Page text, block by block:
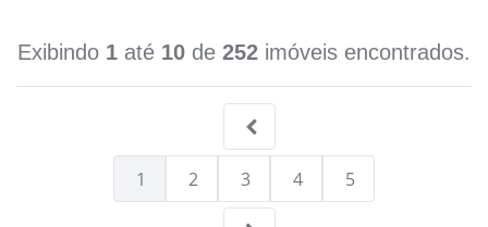
Exibindo 1 até 10 de 252 imóveis encontrados.
1 2 3 4 5